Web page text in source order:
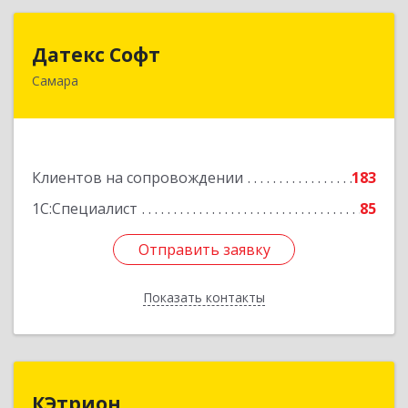
Датекс Софт
Самара
Клиентов на сопровождении
183
1С:Специалист
85
Отправить заявку
Показать контакты
443070, Самарская обл, Самара г, Партизанская
Отправить заявку
Назад